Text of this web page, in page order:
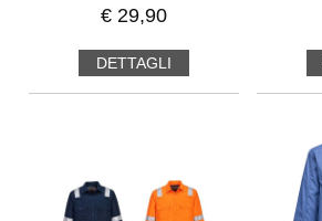
€ 29,90
DETTAGLI